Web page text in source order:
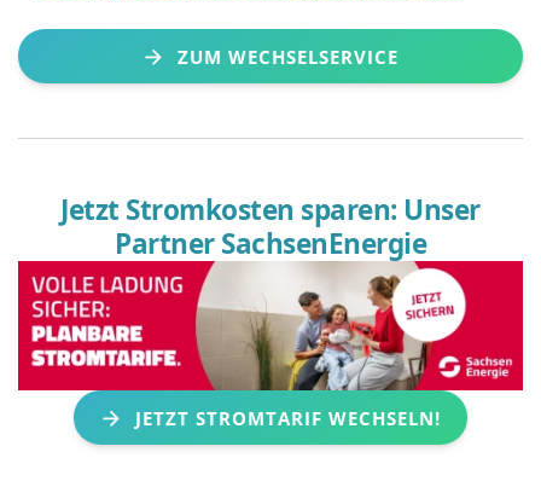
ZUM WECHSELSERVICE
Jetzt Stromkosten sparen: Unser
Partner SachsenEnergie
JETZT STROMTARIF WECHSELN!